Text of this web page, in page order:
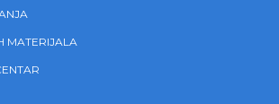
MATERIJALA